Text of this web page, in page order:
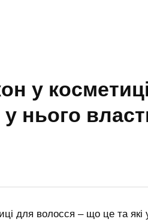
у
нього